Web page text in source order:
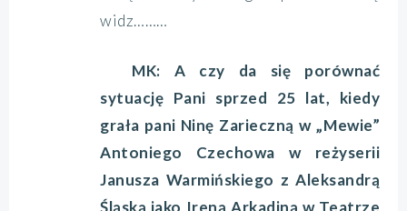
widz………
MK: A czy da się porównać
sytuację Pani sprzed 25 lat, kiedy
grała pani Ninę Zarieczną w „Mewie”
Antoniego Czechowa w reżyserii
Janusza Warmińskiego z Aleksandrą
Śląską jako Ireną Arkadiną w Teatrze